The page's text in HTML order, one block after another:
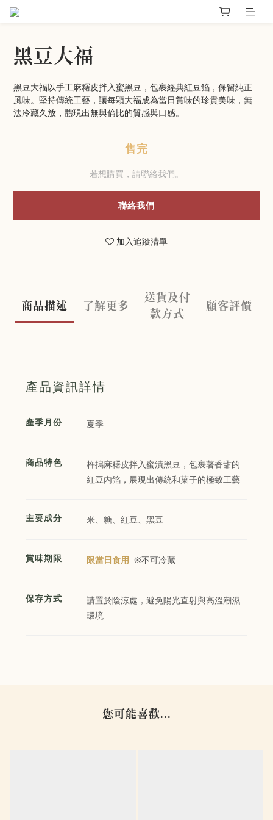
黑豆大福
黑豆大福以手工麻糬皮拌入蜜黑豆，包裹經典紅豆餡，保留純正
風味。堅持傳統工藝，讓每顆大福成為當日賞味的珍貴美味，無
法冷藏久放，體現出無與倫比的質感與口感。
售完
若想購買，請聯絡我們。
聯絡我們
加入追蹤清單
商品描述 了解更多
送貨及付
款方式
顧客評價
產品資訊詳情
產季月份 夏季
商品特色
杵搗麻糬皮拌入蜜漬黑豆，包裹著香甜的
紅豆內餡，展現出傳統和菓子的極致工藝
主要成分 米、糖、紅豆、黑豆
賞味期限 限當日食用 ※不可冷藏
保存方式
請置於陰涼處，避免陽光直射與高溫潮濕
環境
您可能喜歡...